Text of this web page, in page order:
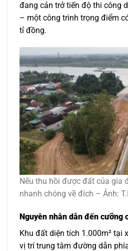
đang cản trở tiến độ thi công
– một công trình trọng điểm
tỉ đồng.
Nếu thu hồi được đất của gia
nhanh chóng về đích – Ảnh:
Nguyên nhân dẫn đến cưỡng
Khu đất diện tích 1.000m² tại
vị trí trung tâm đường dẫn